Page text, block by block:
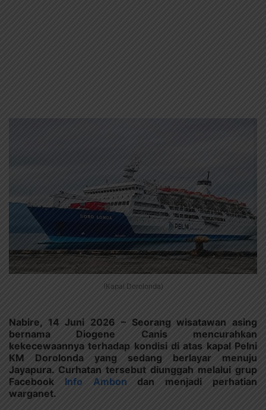
(Kapal Dorolonda)
Nabire, 14 Juni 2026 – Seorang wisatawan asing
bernama Diogene Canis mencurahkan
kekecewaannya terhadap kondisi di atas kapal Pelni
KM Dorolonda yang sedang berlayar menuju
Jayapura. Curhatan tersebut diunggah melalui grup
Facebook Info Ambon dan menjadi perhatian
warganet.